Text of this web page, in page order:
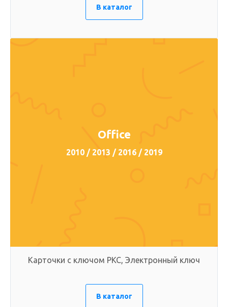
В каталог
Office
2010 / 2013 / 2016 / 2019
Карточки с ключом PKC, Электронный ключ
В каталог